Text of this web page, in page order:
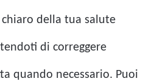
della tua salute
di correggere
quando necessario. Puoi